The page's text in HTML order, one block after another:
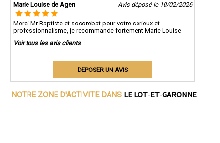
Marie Louise de Agen
Avis déposé le 10/02/2026
Merci Mr Baptiste et socorebat pour votre sérieux et
professionnalisme, je recommande fortement Marie Louise
Voir tous les avis clients
DEPOSER UN AVIS
NOTRE ZONE D'ACTIVITE DANS LE LOT-ET-GARONNE